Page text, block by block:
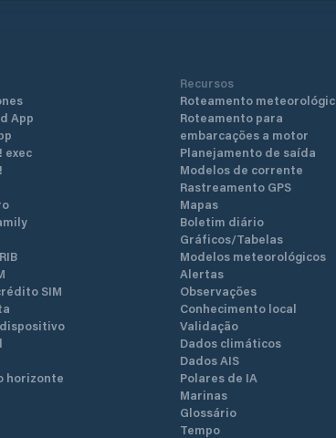
App
exec
SIM
horizonte
Recursos
Roteamento
Roteamento para
embarcações a motor
Planejamento de saída
Modelos de corrente
Rastreamento GPS
Mapas
Boletim diário
Gráficos/Tabelas
Modelos meteorológicos
Alertas
Observações
Conhecimento local
Validação
Dados climáticos
Dados AIS
Polares de IA
Marinas
Glossário
Tempo